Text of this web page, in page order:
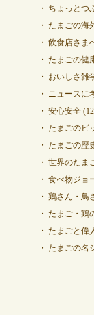
ちょっとつ
たまごの海
飲食店さま
たまごの健
おいしさ雑
ニュースに
安心安全
たまごのビ
たまごの歴
世界のたま
食べ物ジョ
鶏さん・鳥
たまご・鶏
たまごと偉
たまごの名